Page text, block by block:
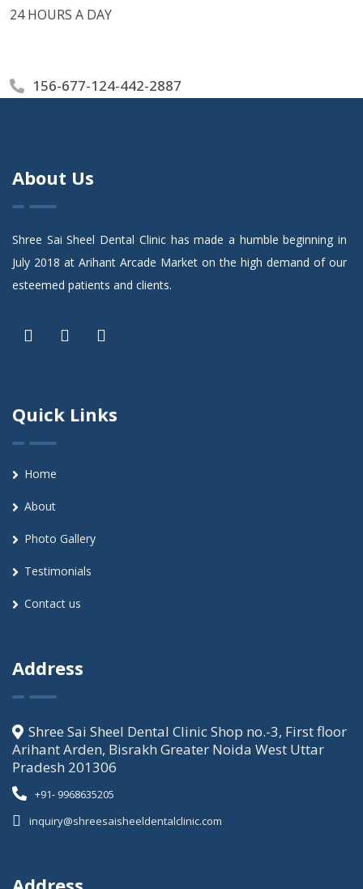
24 HOURS A DAY
156-677-124-442-2887
About Us
Shree Sai Sheel Dental Clinic has made a humble beginning in
July 2018 at Arihant Arcade Market on the high demand of our
esteemed patients and clients.
Quick Links
Home
About
Photo Gallery
Testimonials
Contact us
Address
Shree Sai Sheel Dental Clinic Shop no.-3, First floor
Arihant Arden, Bisrakh Greater Noida West Uttar
Pradesh 201306
+91- 9968635205
inquiry@shreesaisheeldentalclinic.com